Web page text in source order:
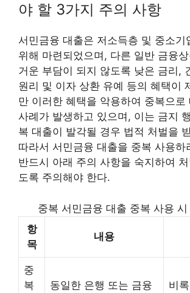
야 할 3가지 주의 사항
서민금융 대출은 저소득층 및 중소기
위해 마련되었으며, 다른 일반 금융
거운 부담이 되지 않도록 낮은 금리,
원리 및 이자 상환 유예 등의 혜택이
만 이러한 혜택을 악용하여 중복으로
사례가 발생하고 있으며, 이는 금지
복 대출이 발각될 경우 법적 처벌을
따라서 서민금융 대출을 중복 사용하
반드시 아래 주의 사항을 숙지하여
도록 주의해야 한다.
중복 서민금융 대출 중복 사용
항
목
내용
중
복
동일한 은행 또는 금융
비